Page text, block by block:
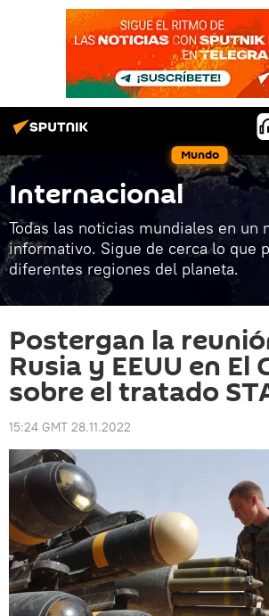
Mundo
Internacional
Todas las noticias mundiales en un
informativo. Sigue de cerca lo que
diferentes regiones del planeta.
Postergan la
Rusia y EEUU en El
sobre el tratado
15:24 GMT 28.11.2022